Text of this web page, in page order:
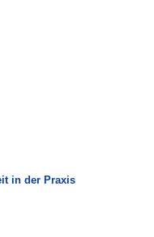
in der Praxis